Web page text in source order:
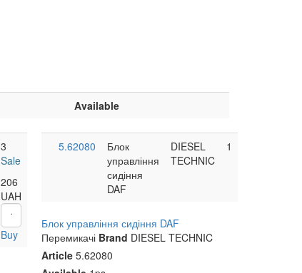
Ящик на інструмент
1100x450x500 -110L
AYMEKS
42U2039
> <
MAN, MB, RVI D: 267
Available
3
Sale
206
UAH
Buy
5.62080
Блок
управління
сидіння
DAF
DIESEL
TECHNIC
1
Блок управління сидіння DAF
Перемикачі Brand DIESEL TECHNIC
Article 5.62080